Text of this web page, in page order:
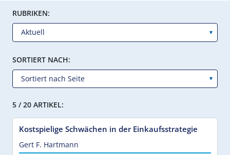
RUBRIKEN:
SORTIERT NACH:
5 / 20 ARTIKEL:
Kostspielige Schwächen in der Einkaufsstrategie
Gert F. Hartmann